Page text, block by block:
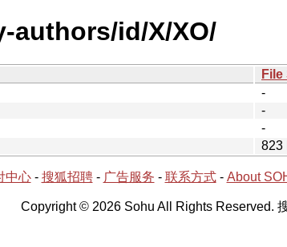
authors/id/X/XO/
File
-
-
-
823
中心- 搜狐招聘- 广告服务 - 联系方式- About
Copyright © 2026 Sohu All Rights Reserved.